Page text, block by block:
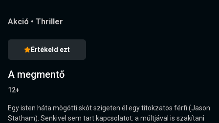
Akció • Thriller
Értékeld ezt
A megmentő
12+
Egy isten háta mögötti skót szigeten él egy titokzatos férfi (Jason
Statham). Senkivel sem tart kapcsolatot: a múltjával is szakítani